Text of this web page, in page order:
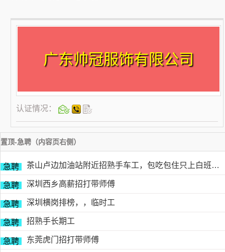
广东帅冠服饰有限公司
认证情况：
置顶-急聘（内容页右侧）
急聘 茶山卢边加油站附近招熟手车工，包吃包住只上白班，工资面议有的请电德胜13546915117
急聘 深圳西乡高薪招打带师傅
急聘 深圳横岗排榜，，临时工
急聘 招熟手长期工
急聘 东莞虎门招打带师傅